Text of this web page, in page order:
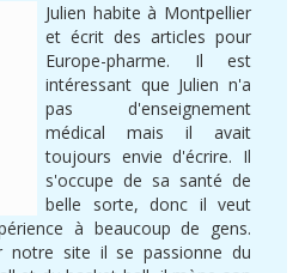
Julien habite à Montpellier
et écrit des articles pour
Europe-pharme. Il est
intéressant que Julien n'a
pas d'enseignement
médical mais il avait
toujours envie d'écrire. Il
s'occupe de sa santé de
belle sorte, donc il veut
à beaucoup de gens.
notre site il se passionne du